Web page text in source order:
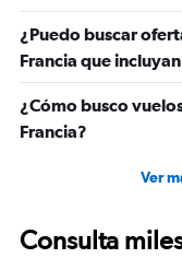
¿Puedo buscar
Francia que
¿Cómo busco
Francia?
Ver
Consulta